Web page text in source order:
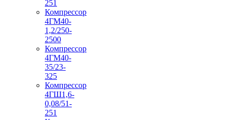
251
Компрессор
4ГМ40-
1,2/250-
2500
Компрессор
4ГМ40-
35/23-
325
Компрессор
4ГШ1,6-
0,08/51-
251